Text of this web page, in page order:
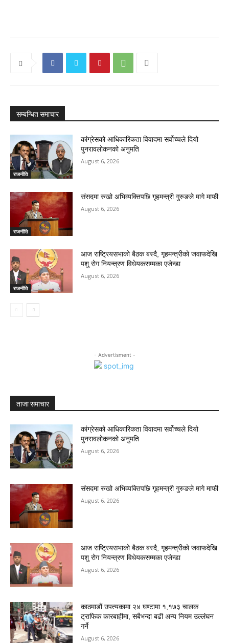
सम्बन्धित समाचार
राजनीति
कांग्रेसको आधिकारिकता विवादमा सर्वोच्चले दियो
पुनरावलोकनको अनुमति
August 6, 2026
राजनीति
संसदमा रुखो अभिव्यक्तिपछि गृहमन्त्री गुरुङले मागे माफी
August 6, 2026
राजनीति
आज राष्ट्रियसभाको बैठक बस्दै, गृहमन्त्रीको जवाफदेखि
पशु रोग नियन्त्रण विधेयकसम्मका एजेन्डा
August 6, 2026
- Advertisment -
ताजा समाचार
कांग्रेसको आधिकारिकता विवादमा सर्वोच्चले दियो
पुनरावलोकनको अनुमति
August 6, 2026
संसदमा रुखो अभिव्यक्तिपछि गृहमन्त्री गुरुङले मागे माफी
August 6, 2026
आज राष्ट्रियसभाको बैठक बस्दै, गृहमन्त्रीको जवाफदेखि
पशु रोग नियन्त्रण विधेयकसम्मका एजेन्डा
August 6, 2026
काठमाडौं उपत्यकामा २४ घण्टामा १,१७३ चालक
ट्राफिक कारबाहीमा, सबैभन्दा बढी अन्य नियम उल्लंघन
गर्ने
August 6, 2026